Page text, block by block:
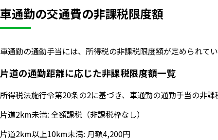
車通勤の交通費の非課税限度額
車通勤の通勤手当には、所得税の非課税限度額が定められて
片道の通勤距離に応じた非課税限度額一覧
所得税法施行令第20条の2に基づき、車通勤の通勤手当の非
片道2km未満: 全額課税（非課税枠なし）
片道2km以上10km未満: 月額4,200円